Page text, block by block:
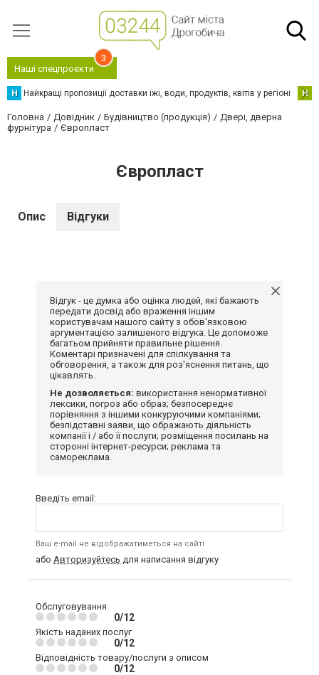
Наші спецпроєкти
3
Н Найкращі пропозиції доставки їжі, води, продуктів, квітів у регіоні Н
Головна Довідник Будівництво (продукція)
Двері, дверна
фурнітура
Європласт
Європласт
Опис Відгуки
Відгук - це думка або оцінка людей, які бажають
передати досвід або враження іншим
користувачам нашого сайту з обов'язковою
аргументацією залишеного відгука. Це допоможе
багатьом прийняти правильне рішення.
Коментарі призначені для спілкування та
обговорення, а також для роз'яснення питань, що
цікавлять.
Не дозволяється: використання ненормативної
лексики, погроз або образ; безпосереднє
порівняння з іншими конкуруючими компаніями;
безпідставні заяви, що ображають діяльність
компанії і / або її послуги; розміщення посилань на
сторонні інтернет-ресурси; реклама та
самореклама.
Введіть email:
Ваш e-mail не відображатиметься на сайті
або Авторизуйтесь для написання відгуку
Обслуговування
0/12
Якість наданих послуг
0/12
Відповідність товару/послуги з описом
0/12